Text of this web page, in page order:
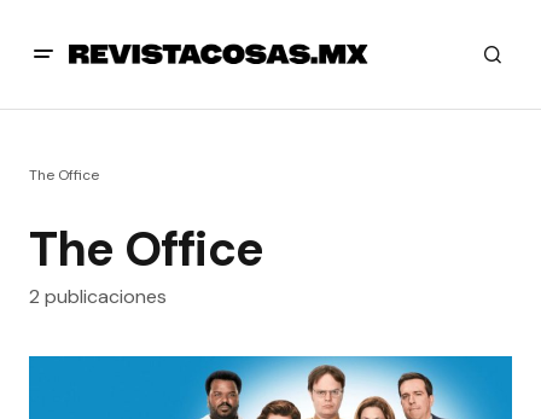
The Office
The Office
2 publicaciones